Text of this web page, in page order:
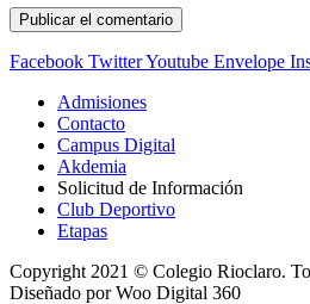
Facebook TwitterYoutube Envelope
Admisiones
Contacto
Campus Digital
Akdemia
Solicitud de Información
Club Deportivo
Etapas
Copyright 2021 © Colegio Rioclaro.
Diseñado por Woo Digital 360